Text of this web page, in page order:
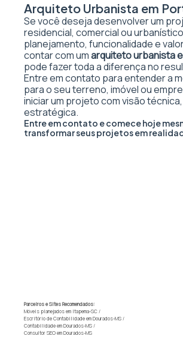
Arquiteto Urbanista em
Se você deseja desenvolver um
residencial, comercial ou
planejamento, funcionalidade e
contar com umarquiteto urbanista
pode fazer toda a diferença no
Entre em contato para entender a
para o seu terreno, imóvel ou
iniciar um projeto com visão
estratégica.
Entre em contato e comece hoje
transformar seus projetos em
Parceiros e Sites Recomendados:
Móveis planejados em Itapema-SC /
Escritório de Contabilidade em Dourados-MS /
Contabilidade em Dourados-MS /
Consultor SEO em Dourados-MS